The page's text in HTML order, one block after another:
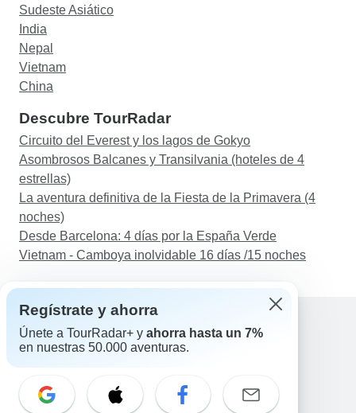
Sudeste Asiático
India
Nepal
Vietnam
China
Descubre TourRadar
Circuito del Everest y los lagos de Gokyo
Asombrosos Balcanes y Transilvania (hoteles de 4
estrellas)
La aventura definitiva de la Fiesta de la Primavera (4
noches)
Desde Barcelona: 4 días por la España Verde
Vietnam - Camboya inolvidable 16 días /15 noches
Ayuda
Correo electrónico: support@tourradar.com
Regístrate y ahorra
Únete a TourRadar+ y ahorra hasta un 7%
en nuestras 50.000 aventuras.